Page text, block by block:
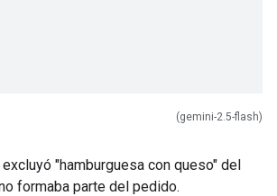
(gemini-2.5-flash)
"hamburguesa con queso" del
formaba parte del pedido.